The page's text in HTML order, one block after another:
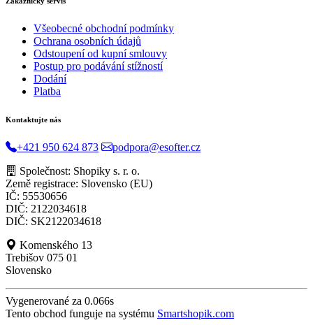
Všeobecné obchodní podmínky
Ochrana osobních údajů
Odstoupení od kupní smlouvy
Postup pro podávání stížností
Dodání
Platba
Kontaktujte nás
+421 950 624 873
podpora@esofter.cz
Společnost: Shopiky s. r. o.
Země registrace: Slovensko (EU)
IČ: 55530656
DIČ: 2122034618
DIČ: SK2122034618
Komenského 13
Trebišov 075 01
Slovensko
Vygenerované za 0.066s
Tento obchod funguje na systému Smartshopik.com